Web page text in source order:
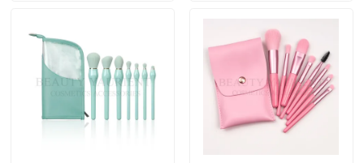
Cepillo del maquillaje de la fundación
Cepillo de gama alta del maquillaje